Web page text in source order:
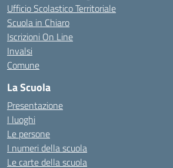
Ufficio Scolastico Territoriale
Scuola in Chiaro
Iscrizioni On Line
Invalsi
Comune
La Scuola
Presentazione
I luoghi
Le persone
I numeri della scuola
Le carte della scuola